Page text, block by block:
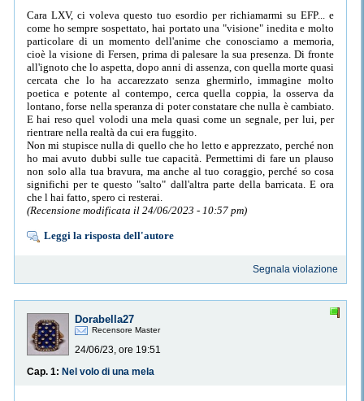
Cara LXV, ci voleva questo tuo esordio per richiamarmi su EFP... e
come ho sempre sospettato, hai portato una "visione" inedita e molto
particolare di un momento dell'anime che conosciamo a memoria,
cioè la visione di Fersen, prima di palesare la sua presenza. Di fronte
all'ignoto che lo aspetta, dopo anni di assenza, con quella morte quasi
cercata che lo ha accarezzato senza ghermirlo, immagine molto
poetica e potente al contempo, cerca quella coppia, la osserva da
lontano, forse nella speranza di poter constatare che nulla è cambiato.
E hai reso quel volodi una mela quasi come un segnale, per lui, per
rientrare nella realtà da cui era fuggito.
Non mi stupisce nulla di quello che ho letto e apprezzato, perché non
ho mai avuto dubbi sulle tue capacità. Permettimi di fare un plauso
non solo alla tua bravura, ma anche al tuo coraggio, perché so cosa
significhi per te questo "salto" dall'altra parte della barricata. E ora
che l hai fatto, spero ci resterai.
(Recensione modificata il 24/06/2023 - 10:57 pm)
Leggi la risposta dell'autore
Segnala violazione
Dorabella27
Recensore Master
24/06/23, ore 19:51
Cap. 1: Nel volo di una mela